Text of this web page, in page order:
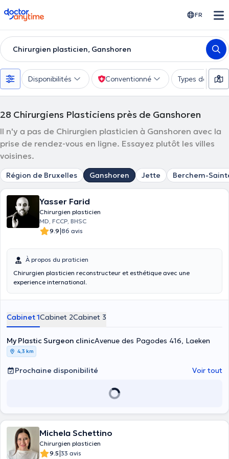
doctoranytime FR
Chirurgien plasticien, Ganshoren
Disponibilités Conventionné Types de
28 Chirurgiens Plasticiens près de Ganshoren
Il n'y a pas de Chirurgien plasticien à Ganshoren avec la
prise de rendez-vous en ligne. Essayez plutôt les villes
voisines.
Région de Bruxelles Ganshoren Jette Berchem-
Yasser Farid
Chirurgien plasticien
MD, FCCP, BHSC
9.9|86 avis
À propos du praticien
Chirurgien plasticien reconstructeur et esthétique avec une
experience international.
Cabinet 1Cabinet 2Cabinet 3
My Plastic Surgeon clinicAvenue des Pagodes 416, Laeken
4,3 km
Prochaine disponibilité Voir tout
Michela Schettino
Chirurgien plasticien
9.5|33 avis